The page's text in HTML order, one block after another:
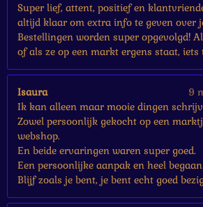
Super lief, attent, positief en
altijd klaar om extra info te geven over
Bestellingen worden super opgevolgd!
of als ze op een markt ergens staat, iets
Isaura
9
Ik kan alleen maar mooie dingen
Zowel persoonlijk gekocht op een
webshop.
En beide ervaringen waren super goed.
Een persoonlijke aanpak en heel
Blijf zoals je bent, je bent echt goed